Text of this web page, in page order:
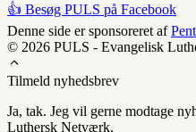
👍 Besøg PULS på Facebook
Denne side er sponsoreret af
© 2026 PULS - Evangelisk
Tilmeld nyhedsbrev
Ja, tak. Jeg vil gerne modtage
Luthersk Netværk.